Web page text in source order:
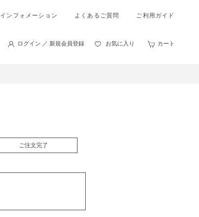
インフォメーション よくあるご質問 ご利用ガイド
ログイン ／ 新規会員登録 お気に入り カート
ご注文完了